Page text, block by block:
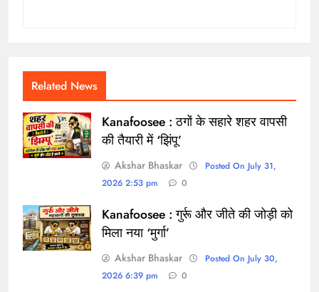
Related News
Kanafoosee : ठगों के सहारे शहर वापसी
की तैयारी में ‘झिंपू’
Akshar Bhaskar
Posted On July 31,
2026 2:53 pm
0
Kanafoosee : गुर्रू और जीते की जोड़ी को
मिला नया ‘मुर्गा’
Akshar Bhaskar
Posted On July 30,
2026 6:39 pm
0